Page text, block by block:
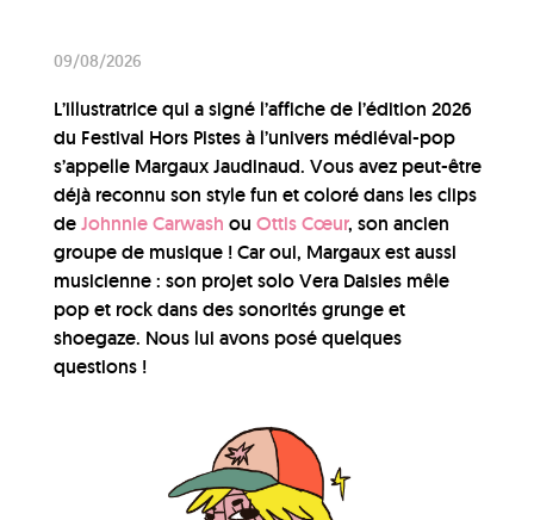
09/08/2026
L’illustratrice qui a signé l’affiche de l’édition 2026
du Festival Hors Pistes à l’univers médiéval-pop
s’appelle Margaux Jaudinaud. Vous avez peut-être
déjà reconnu son style fun et coloré dans les clips
deJohnnie Carwash ou Ottis Cœur, son ancien
groupe de musique ! Car oui, Margaux est aussi
musicienne : son projet solo Vera Daisies mêle
pop et rock dans des sonorités grunge et
shoegaze. Nous lui avons posé quelques
questions !